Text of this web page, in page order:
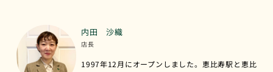
内田 沙織
店長
1997年12月にオープンしました。恵比寿駅と恵比